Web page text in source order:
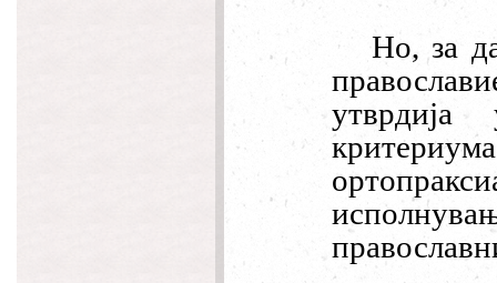
Но, за